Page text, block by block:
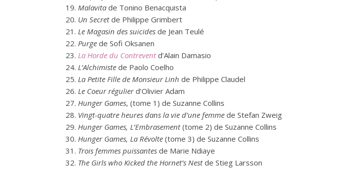
Malavita de Tonino Benacquista
Un Secretde Philippe Grimbert
Le Magasin des suicides de Jean Teulé
Purge de Sofi Oksanen
La Horde du Contrevent d’Alain Damasio
L’Alchimiste de Paolo Coelho
La Petite Fille de Monsieur Linh de Philippe Claudel
Le Coeur régulierd’Olivier Adam
Hunger Games, (tome 1) de Suzanne Collins
Vingt-quatre heures dans la vie d’une femme de Stefan Zweig
Hunger Games, L’Embrasement(tome 2) de Suzanne Collins
Hunger Games, La Révolte (tome 3) de Suzanne Collins
Trois femmes puissantes de Marie Ndiaye
The Girls who Kicked the Hornet’s Nestde Stieg Larsson